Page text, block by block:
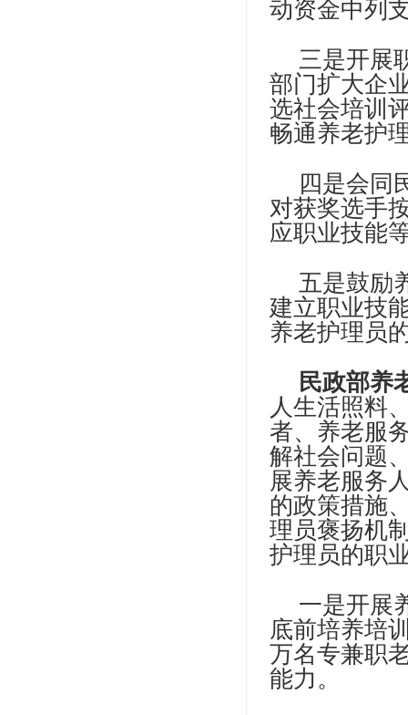
动资金中列
三是开展
部门扩大企
选社会培训
畅通养老护
四是会同
对获奖选手
应职业技能
五是鼓励
建立职业技
养老护理员
民政部养
人生活照料
者、养老服
解社会问题
展养老服务
的政策措施
理员褒扬机
护理员的职
一是开展
底前培养培
万名专兼职
能力。